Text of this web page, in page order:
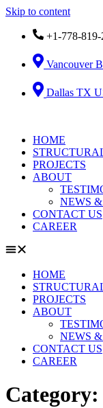
Skip to content
+1-778-
Vancouver
Dallas TX
HOME
PROJECTS
ABOUT
NEWS
CONTACT US
CAREER
HOME
PROJECTS
ABOUT
NEWS
CONTACT US
CAREER
Category: